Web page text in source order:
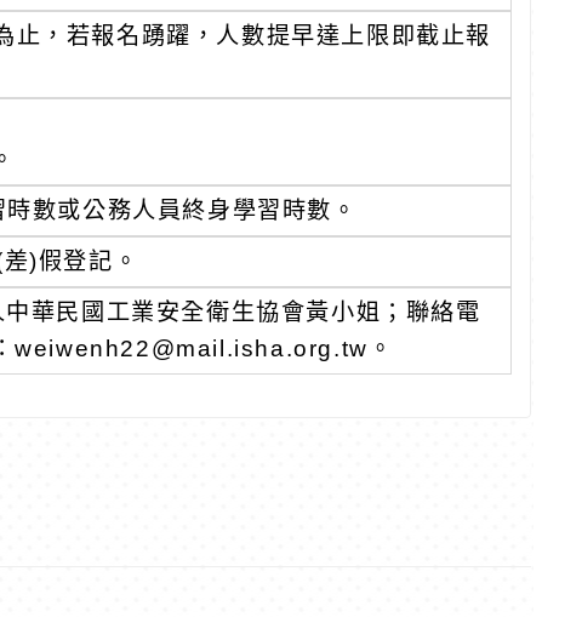
，若報名踴躍，人數提早達上限即截止報
數或公務人員終身學習時數。
)假登記。
華民國工業安全衛生協會黃小姐；聯絡電
weiwenh22@mail.isha.org.tw。